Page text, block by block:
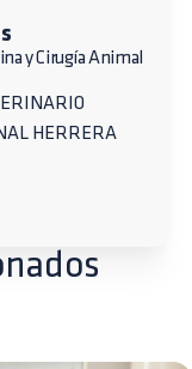
y Cirugía Animal
HERRERA